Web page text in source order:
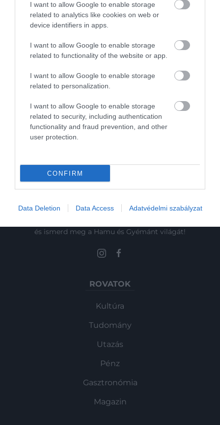
I want to allow Google to enable storage
related to analytics like cookies on web or
device identifiers in apps.
I want to allow Google to enable storage
related to functionality of the website or app.
I want to allow Google to enable storage
related to personalization.
I want to allow Google to enable storage
related to security, including authentication
functionality and fraud prevention, and other
user protection.
CONFIRM
Data Deletion Data Access Adatvédelmi szabályzat
Nyitókép: Shutterstock
ÉLELMISZER EGÉSZSÉG GYÓGYSZER
TUDOMÁNY
2026. JÚLIUS 22. ● TUDOMÁNY
Így tisztítsd az air fryert anélkül, hogy
tönkretennéd a…
2026. JÚLIUS 20. ● TUDOMÁNY
Sokan így használják a telefonjukat, pedig
túlmelegedést…
és ismerd meg a Hamu és Gyémánt világát!
ROVATOK
Kultúra
Tudomány
Utazás
Pénz
Gasztronómia
Magazin